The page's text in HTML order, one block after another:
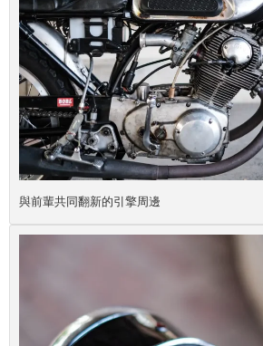
與前輩共同翻新的引擎周邊